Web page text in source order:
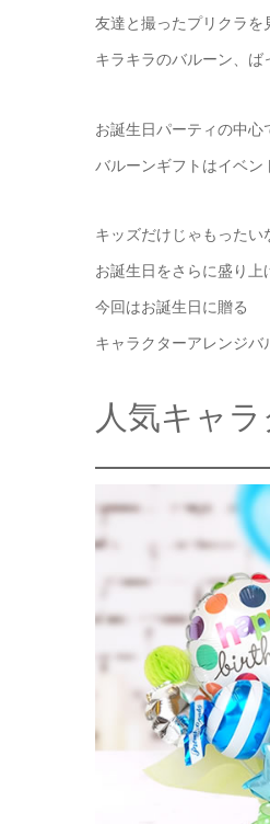
友達と撮ったプリクラを
キラキラのバルーン、ば
お誕生日パーティの中
バルーンギフトはイベン
キッズだけじゃもったい
お誕生日をさらに盛り上
今回はお誕生日に贈る
キャラクターアレンジ
人気キャ